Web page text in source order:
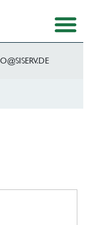
ED.VRE